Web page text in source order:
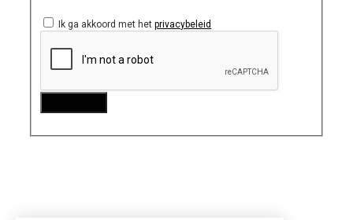
Ik ga akkoord met hetprivacybeleid